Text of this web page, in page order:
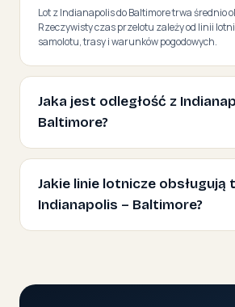
Lot z Indianapolis do Baltimore trwa średnio
Rzeczywisty czas przelotu zależy od linii
samolotu, trasy i warunków pogodowych.
Jaka jest odległość z
Baltimore?
Jakie linie lotnicze obsługują
Indianapolis – Baltimore?